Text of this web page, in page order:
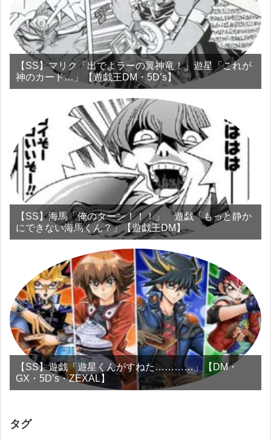
【SS】マリク「出でよラーの翼神竜！」遊星「これが
神のカード…」【遊戯王DM・5D’s】
【SS】海馬「俺のターン！！！」 遊戯「もっと静か
にできない海馬くん？」【遊戯王DM】
【SS】遊戯「遊星くんがすねた…………」【DM・
GX・5D’s・ZEXAL】
タグ